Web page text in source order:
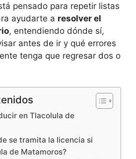
pensado para repetir listas
ayudarte a resolver el
, entendiendo dónde sí,
antes de ir y qué errores
tenga que regresar dos o
en Tlacolula de
se tramita la licencia si
de Matamoros?